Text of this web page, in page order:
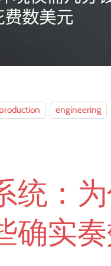
production engineering
统：
确实奏